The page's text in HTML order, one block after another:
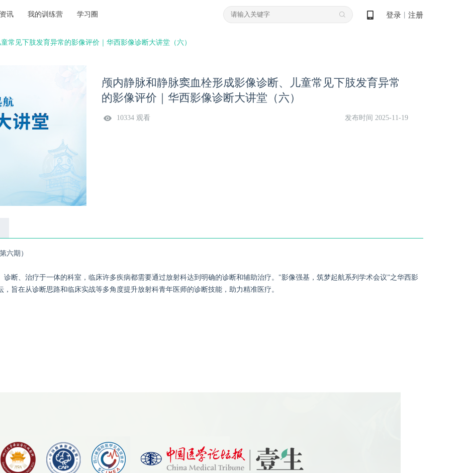
资讯 我的训练营 学习圈 登录 注册
常见下肢发育异常的影像评价｜华西影像诊断大讲堂（六）
颅内静脉和静脉窦血栓形成影像诊断、儿童常见下肢发育异常
的影像评价｜华西影像诊断大讲堂（六）
10334 观看 发布时间 2025-11-19
六期）
断、治疗于一体的科室，临床许多疾病都需要通过放射科达到明确的诊断和辅助治疗。"影像强基，筑梦起航系列学术会议”之华西影
旨在从诊断思路和临床实战等多角度提升放射科青年医师的诊断技能，助力精准医疗。